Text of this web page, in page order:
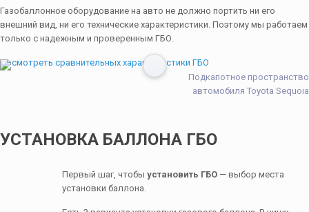
Газобаллонное оборудование на авто не должно портить ни его
внешний вид, ни его технические характеристики. Поэтому мы работаем
только с надежным и проверенным ГБО.
Посмотреть сравнительных характеристики ГБО
Подкапотное пространство
автомобиля Toyota Sequoia
УСТАНОВКА БАЛЛОНА ГБО
Первый шаг, чтобы установить ГБО— выбор места
установки баллона.